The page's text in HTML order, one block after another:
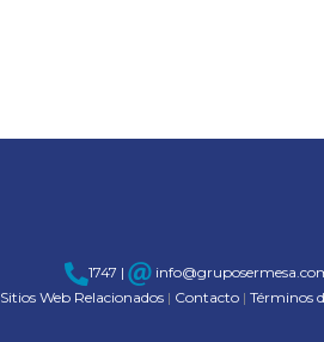
1747 |
Sitios Web Relacionados | Contacto | Términos